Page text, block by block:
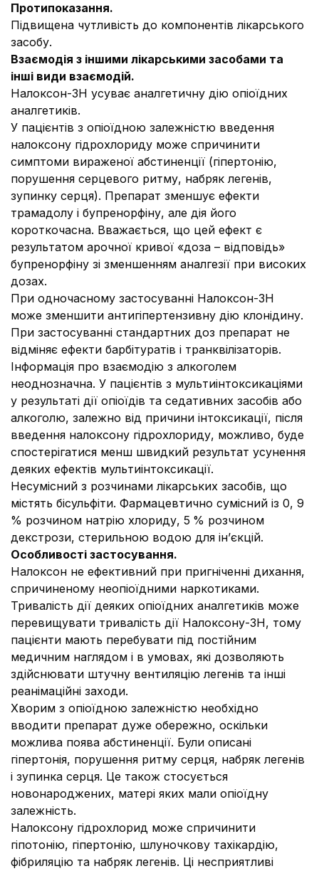
Протипоказання.
Підвищена чутливість до компонентів лікарського
засобу.
Взаємодія з іншими лікарськими засобами та
інші види взаємодій.
Налоксон-ЗН усуває аналгетичну дію опіоїдних
аналгетиків.
У пацієнтів з опіоїдною залежністю введення
налоксону гідрохлориду може спричинити
симптоми вираженої абстиненції (гіпертонію,
порушення серцевого ритму, набряк легенів,
зупинку серця). Препарат зменшує ефекти
трамадолу і бупренорфіну, але дія його
короткочасна. Вважається, що цей ефект є
результатом арочної кривої «доза – відповідь»
бупренорфіну зі зменшенням аналгезії при високих
дозах.
При одночасному застосуванні Налоксон-ЗН
може зменшити антигіпертензивну дію клонідину.
При застосуванні стандартних доз препарат не
відміняє ефекти барбітуратів і транквілізаторів.
Інформація про взаємодію з алкоголем
неоднозначна. У пацієнтів з мультиінтоксикаціями
у результаті дії опіоїдів та седативних засобів або
алкоголю, залежно від причини інтоксикації, після
введення налоксону гідрохлориду, можливо, буде
спостерігатися менш швидкий результат усунення
деяких ефектів мультиінтоксикації.
Несумісний з розчинами лікарських засобів, що
містять бісульфіти. Фармацевтично сумісний із 0, 9
% розчином натрію хлориду, 5 % розчином
декстрози, стерильною водою для ін’єкцій.
Особливості застосування.
Налоксон не ефективний при пригніченні дихання,
спричиненому неопіоїдними наркотиками.
Тривалість дії деяких опіоїдних аналгетиків може
перевищувати тривалість дії Налоксону-ЗН, тому
пацієнти мають перебувати під постійним
медичним наглядом і в умовах, які дозволяють
здійснювати штучну вентиляцію легенів та інші
реанімаційні заходи.
Хворим з опіоїдною залежністю необхідно
вводити препарат дуже обережно, оскільки
можлива поява абстиненції. Були описані
гіпертонія, порушення ритму серця, набряк легенів
і зупинка серця. Це також стосується
новонароджених, матері яких мали опіоїдну
залежність.
Налоксону гідрохлорид може спричинити
гіпотонію, гіпертонію, шлуночкову тахікардію,
фібриляцію та набряк легенів. Ці несприятливі